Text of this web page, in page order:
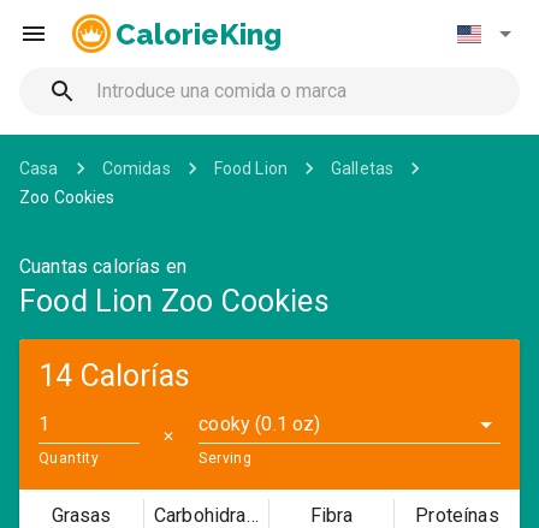
CalorieKing
Casa Comidas Food Lion
Galletas
Zoo Cookies
Cuantas calorías en
Food Lion Zoo Cookies
14 Calorías
Quantity
✕
cooky (0.1 oz)
Serving
Grasas Carbohidratos Fibra Proteínas